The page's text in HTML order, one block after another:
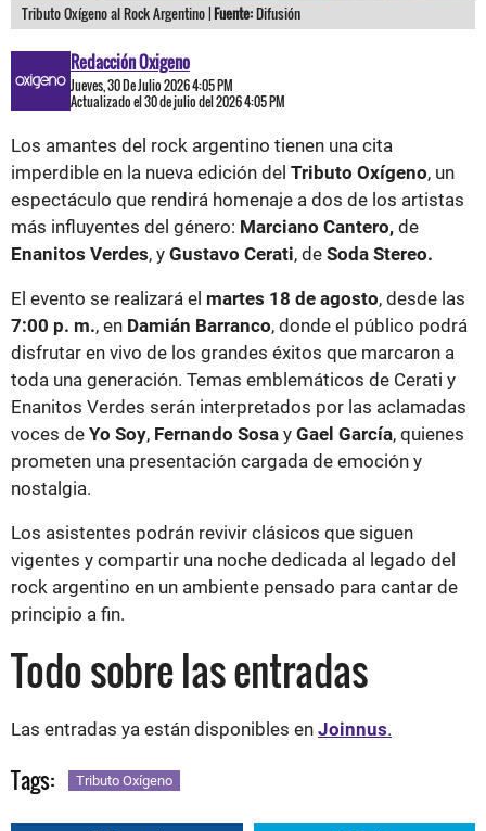
Tributo Oxígeno al Rock Argentino |Fuente:Difusión
Redacción Oxigeno
Jueves, 30 De Julio 2026 4:05 PM
Actualizado el 30 de julio del 2026 4:05 PM
Los amantes del rock argentino tienen una cita
imperdible en la nueva edición del Tributo Oxígeno, un
espectáculo que rendirá homenaje a dos de los artistas
más influyentes del género: Marciano Cantero, de
Enanitos Verdes, y Gustavo Cerati, de Soda Stereo.
El evento se realizará el martes 18 de agosto, desde las
7:00 p. m., en Damián Barranco, donde el público podrá
disfrutar en vivo de los grandes éxitos que marcaron a
toda una generación. Temas emblemáticos de Cerati y
Enanitos Verdes serán interpretados por las aclamadas
voces de Yo Soy, Fernando Sosa y Gael García, quienes
prometen una presentación cargada de emoción y
nostalgia.
Los asistentes podrán revivir clásicos que siguen
vigentes y compartir una noche dedicada al legado del
rock argentino en un ambiente pensado para cantar de
principio a fin.
Todo sobre las entradas
Las entradas ya están disponibles en Joinnus.
Tags: Tributo Oxígeno